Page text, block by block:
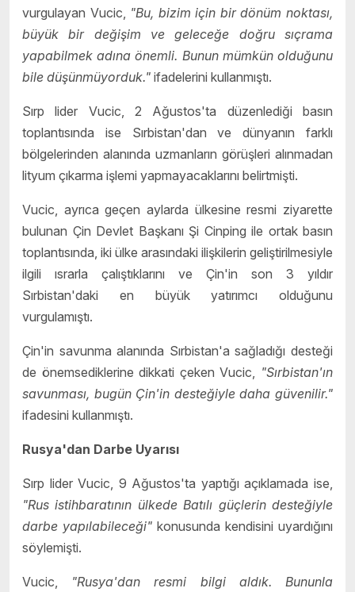
vurgulayan Vucic, "Bu, bizim için bir dönüm noktası,
büyük bir değişim ve geleceğe doğru sıçrama
yapabilmek adına önemli. Bunun mümkün olduğunu
bile düşünmüyorduk." ifadelerini kullanmıştı.
Sırp lider Vucic, 2 Ağustos'ta düzenlediği basın
toplantısında ise Sırbistan'dan ve dünyanın farklı
bölgelerinden alanında uzmanların görüşleri alınmadan
lityum çıkarma işlemi yapmayacaklarını belirtmişti.
Vucic, ayrıca geçen aylarda ülkesine resmi ziyarette
bulunan Çin Devlet Başkanı Şi Cinping ile ortak basın
toplantısında, iki ülke arasındaki ilişkilerin geliştirilmesiyle
ilgili ısrarla çalıştıklarını ve Çin'in son 3 yıldır
Sırbistan'daki en büyük yatırımcı olduğunu
vurgulamıştı.
Çin'in savunma alanında Sırbistan'a sağladığı desteği
de önemsediklerine dikkati çeken Vucic, "Sırbistan'ın
savunması, bugün Çin'in desteğiyle daha güvenilir."
ifadesini kullanmıştı.
Rusya'dan Darbe Uyarısı
Sırp lider Vucic, 9 Ağustos'ta yaptığı açıklamada ise,
"Rus istihbaratının ülkede Batılı güçlerin desteğiyle
darbe yapılabileceği" konusunda kendisini uyardığını
söylemişti.
Vucic, "Rusya'dan resmi bilgi aldık. Bununla